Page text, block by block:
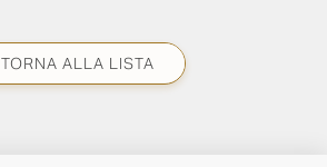
TORNA ALLA LISTA